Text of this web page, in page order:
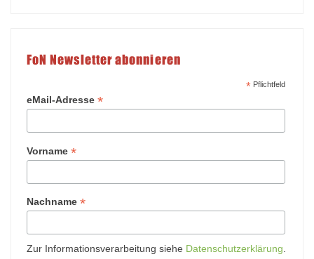
FoN Newsletter abonnieren
*Pflichtfeld
eMail-Adresse *
Vorname *
Nachname *
Zur Informationsverarbeitung siehe Datenschutzerklärung